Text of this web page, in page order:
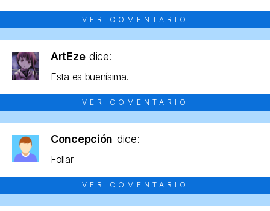
VER COMENTARIO
ArtEze dice:
Esta es buenísima.
VER COMENTARIO
Concepción dice:
Follar
VER COMENTARIO